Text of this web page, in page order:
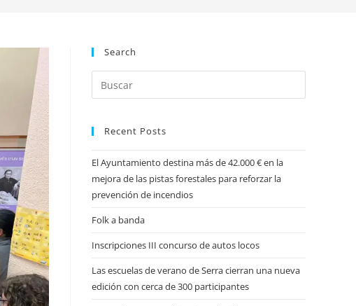
Search
Recent Posts
El Ayuntamiento destina más de 42.000 € en la
mejora de las pistas forestales para reforzar la
prevención de incendios
Folk a banda
Inscripciones III concurso de autos locos
Las escuelas de verano de Serra cierran una nueva
edición con cerca de 300 participantes